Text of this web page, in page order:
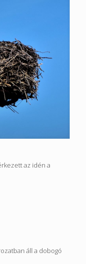
az idén a
áll a dobogó